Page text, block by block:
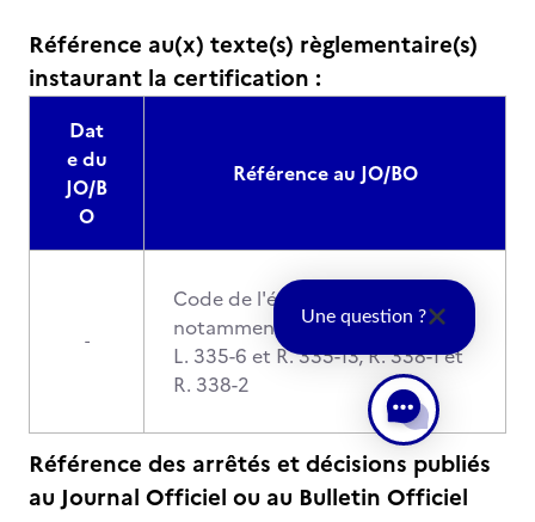
Référence au(x) texte(s) règlementaire(s)
instaurant la certification :
Dat
e du
JO/B
O
Référence au JO/BO
-
Code de l'éducation,
notamment les articles L. 335-5,
L. 335-6 et R. 335-13, R. 338-1 et
R. 338-2
Référence des arrêtés et décisions publiés
au Journal Officiel ou au Bulletin Officiel
Une question ?